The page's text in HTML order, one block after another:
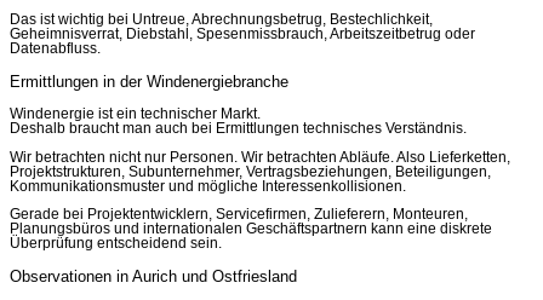
Das ist wichtig bei Untreue, Abrechnungsbetrug, Bestechlichkeit,
Geheimnisverrat, Diebstahl, Spesenmissbrauch, Arbeitszeitbetrug oder
Datenabfluss.
Ermittlungen in der Windenergiebranche
Windenergie ist ein technischer Markt.
Deshalb braucht man auch bei Ermittlungen technisches Verständnis.
Wir betrachten nicht nur Personen. Wir betrachten Abläufe. Also Lieferketten,
Projektstrukturen, Subunternehmer, Vertragsbeziehungen, Beteiligungen,
Kommunikationsmuster und mögliche Interessenkollisionen.
Gerade bei Projektentwicklern, Servicefirmen, Zulieferern, Monteuren,
Planungsbüros und internationalen Geschäftspartnern kann eine diskrete
Überprüfung entscheidend sein.
Observationen in Aurich und Ostfriesland